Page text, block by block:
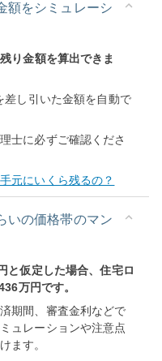
額をシミュレーシ
り金額を算出できま
差し引いた金額を自動で
士に必ずご確認くださ
元にいくら残るの？
いの価格帯のマン
と仮定した場合、住宅ロ
万円です。
期間、審査金利などで
ュレーションや注意点
ます。